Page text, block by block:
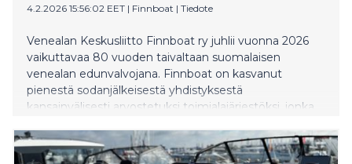
4.2.2026 15:56:02 EET | Finnboat | Tiedote
Venealan Keskusliitto Finnboat ry juhlii vuonna 2026
vaikuttavaa 80 vuoden taivaltaan suomalaisen
venealan edunvalvojana. Finnboat on kasvanut
pienestä sodanjälkeisestä yhdistyksestä
kansainvälisesti arvostetuksi toimialajärjestöksi, jonka
liikevaihdosta ja Suomen veneviennistä. Finnboat
juhlistaa 80-vuotista taivaltaan julkaisemalla kattavan